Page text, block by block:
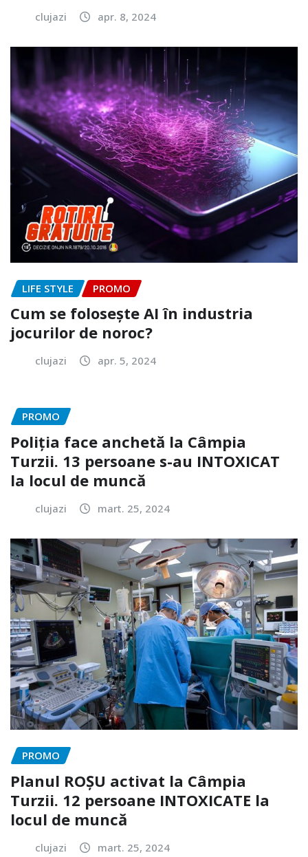
clujazi apr. 8, 2024
LIFE STYLE PROMO
Cum se folosește AI în industria
jocurilor de noroc?
clujazi apr. 5, 2024
PROMO
Poliția face anchetă la Câmpia
Turzii. 13 persoane s-au INTOXICAT
la locul de muncă
clujazi mart. 25, 2024
PROMO
Planul ROȘU activat la Câmpia
Turzii. 12 persoane INTOXICATE la
locul de muncă
clujazi mart. 25, 2024